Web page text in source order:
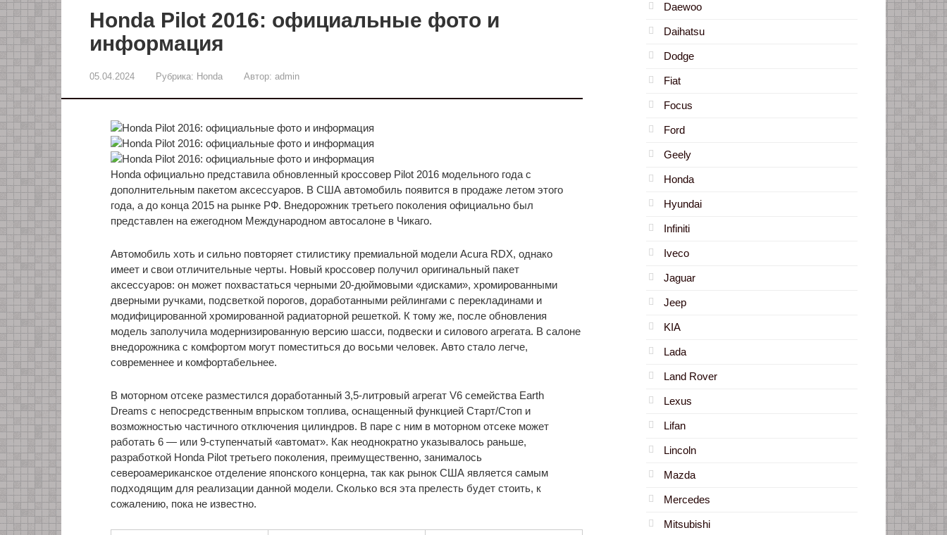
Honda Pilot 2016: официальные фото и
информация
05.04.2024 Рубрика: Honda Автор: admin
Honda официально представила обновленный кроссовер Pilot 2016 модельного года с
дополнительным пакетом аксессуаров. В США автомобиль появится в продаже летом этого
года, а до конца 2015 на рынке РФ. Внедорожник третьего поколения официально был
представлен на ежегодном Международном автосалоне в Чикаго.
Автомобиль хоть и сильно повторяет стилистику премиальной модели Acura RDX, однако
имеет и свои отличительные черты. Новый кроссовер получил оригинальный пакет
аксессуаров: он может похвастаться черными 20-дюймовыми «дисками», хромированными
дверными ручками, подсветкой порогов, доработанными рейлингами с перекладинами и
модифицированной хромированной радиаторной решеткой. К тому же, после обновления
модель заполучила модернизированную версию шасси, подвески и силового агрегата. В салоне
внедорожника с комфортом могут поместиться до восьми человек. Авто стало легче,
современнее и комфортабельнее.
В моторном отсеке разместился доработанный 3,5-литровый агрегат V6 семейства Earth
Dreams с непосредственным впрыском топлива, оснащенный функцией Старт/Стоп и
возможностью частичного отключения цилиндров. В паре с ним в моторном отсеке может
работать 6 — или 9-ступенчатый «автомат». Как неоднократно указывалось раньше,
разработкой Honda Pilot третьего поколения, преимущественно, занималось
североамериканское отделение японского концерна, так как рынок США является самым
подходящим для реализации данной модели. Сколько вся эта прелесть будет стоить, к
сожалению, пока не известно.
Daewoo
Daihatsu
Dodge
Fiat
Focus
Ford
Geely
Honda
Hyundai
Infiniti
Iveco
Jaguar
Jeep
KIA
Lada
Land Rover
Lexus
Lifan
Lincoln
Mazda
Mercedes
Mitsubishi